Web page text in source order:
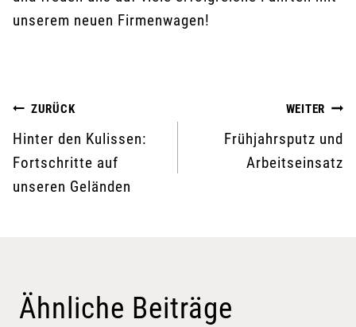
unserem neuen Firmenwagen!
Beitragsnavigation
ZURÜCK
Hinter den Kulissen:
Fortschritte auf
unseren Geländen
WEITER
Frühjahrsputz und
Arbeitseinsatz
Ähnliche Beiträge